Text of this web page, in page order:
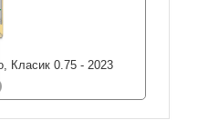
Класик 0.75 - 2023